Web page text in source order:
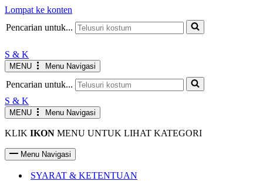
Lompat ke konten
Pencarian untuk...
S & K
MENU Menu Navigasi
Pencarian untuk...
S & K
MENU Menu Navigasi
KLIK IKON MENU UNTUK LIHAT KATEGORI
Menu Navigasi
SYARAT & KETENTUAN
JAM KERJA AGUSTUS
Senin-Jumat : 10.00-19.00 WIB
Sabtu : 10.00-17.00 WIB